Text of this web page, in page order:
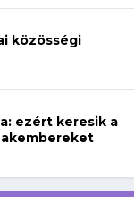
közösségi
ezért keresik a